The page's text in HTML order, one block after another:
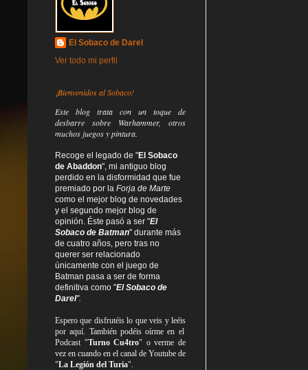
El Sobaco de Darel
Ver todo mi perfil
¡Bienvenidos al Sobaco!
Este blog trata con un toque de
desbarre sobre Warhammer, otros
muchos juegos y pintura.
Recoge el legado de "El Sobaco
de Abaddon", mi antiguo blog
perdido en la disformidad que fue
premiado por la Forja de Marte
como el mejor blog de novedades
y el segundo mejor blog de
opinión. Éste pasó a ser "El
Sobaco de Batman" durante más
de cuatro años, pero tras no
querer ser relacionado
únicamente con el juego de
Batman pasa a ser de forma
definitiva como "El Sobaco de
Darel".
Espero que disfrutéis lo queveis yleéis
por aquí. También podéis oírme en el
Podcast "Turno Cu4tro" o verme de
vez en cuando en el canal de Youtube de
"La Legión del Turia".